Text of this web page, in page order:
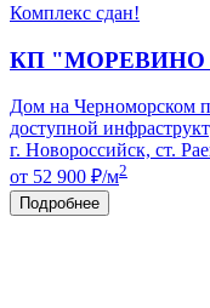
Комплекс сдан!
КП "МОРЕВИНО
Дом на Черноморском
доступной
г. Новороссийск, ст.
от 52 900 ₽/м2
Подробнее